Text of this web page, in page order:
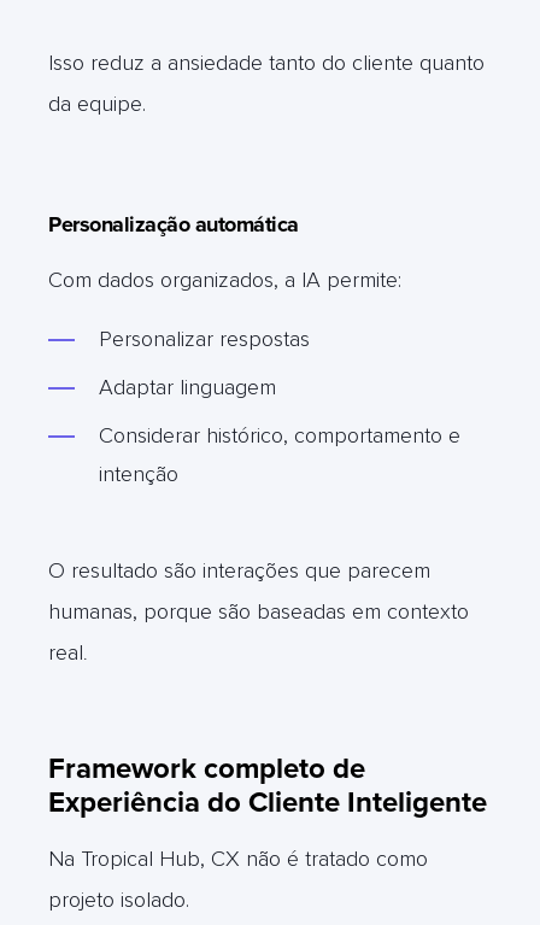
Isso reduz a ansiedade tanto do cliente quanto
da equipe.
Personalização automática
Com dados organizados, a IA permite:
Personalizar respostas
Adaptar linguagem
Considerar histórico, comportamento e
intenção
O resultado são interações que parecem
humanas, porque são baseadas em contexto
real.
Framework completo de
Experiência do Cliente Inteligente
Na Tropical Hub, CX não é tratado como
projeto isolado.